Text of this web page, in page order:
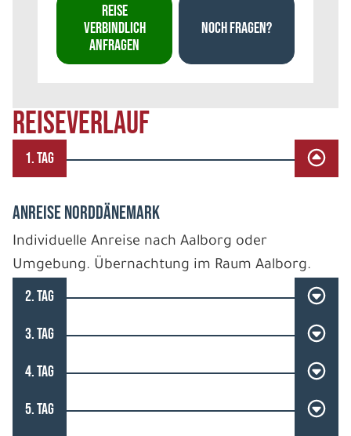
REISEVERLAUF
1. TAG
ANREISE NORDDÄNEMARK
Individuelle Anreise nach Aalborg oder
Umgebung. Übernachtung im Raum Aalborg.
2. TAG
3. TAG
4. TAG
5. TAG
REISE
VERBINDLICH
ANFRAGEN
NOCH FRAGEN?